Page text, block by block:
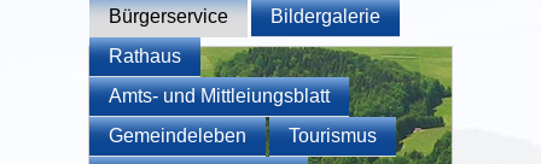
Bürgerservice
Bildergalerie
Rathaus
Amts- und Mittleiungsblatt
Gemeindeleben
Tourismus